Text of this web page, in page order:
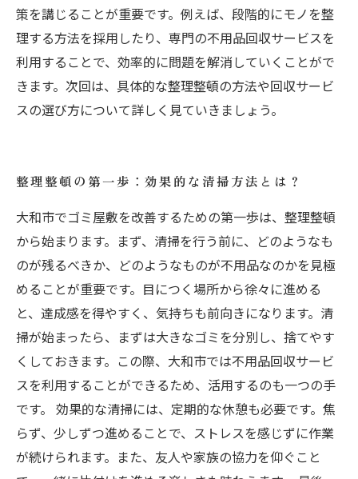
策を講じることが重要です。例えば、段階的にモノを整
理する方法を採用したり、専門の不用品回収サービスを
利用することで、効率的に問題を解消していくことがで
きます。次回は、具体的な整理整頓の方法や回収サービ
スの選び方について詳しく見ていきましょう。
整理整頓の第一歩：効果的な清掃方法とは？
大和市でゴミ屋敷を改善するための第一歩は、整理整頓
から始まります。まず、清掃を行う前に、どのようなも
のが残るべきか、どのようなものが不用品なのかを見極
めることが重要です。目につく場所から徐々に進める
と、達成感を得やすく、気持ちも前向きになります。清
掃が始まったら、まずは大きなゴミを分別し、捨てやす
くしておきます。この際、大和市では不用品回収サービ
スを利用することができるため、活用するのも一つの手
です。 効果的な清掃には、定期的な休憩も必要です。焦
らず、少しずつ進めることで、ストレスを感じずに作業
が続けられます。また、友人や家族の協力を仰ぐこと